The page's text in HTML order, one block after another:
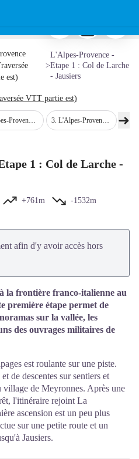
Larche - Jausiers
- Raoul Getraud/AD04
Voir l'image en plein écran
est)
>
L'Alpes-Provence -
Etape 1 : Col de Larche
- Jausiers
VTT partie est)
2 : Jausiers - Le Lauzet-Ubaye 3. L'Alpes-Provence - Etape 3 : Le Lauzet-Ubaye - Montclar 4.
➜
1 : Col de Larche -
+761m
-1532m
afin d'y avoir accès hors
la frontière franco-italienne au
première étape permet de
sur la vallée, les
des ouvrages militaires de
est roulante sur une piste.
de descentes sur sentiers et
village de Meyronnes. Après une
l'itinéraire rejoint La
ascension est un peu plus
sur une petite route et un
Jausiers.